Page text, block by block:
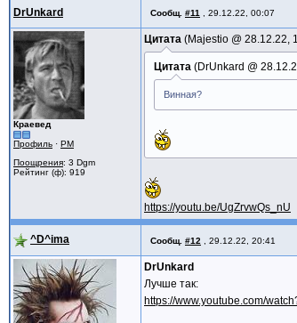
DrUnkard Сообщ. #11 29.12.22, 00:07
Краевед
Профиль · PM
Поощрения: 3 Dgm
Рейтинг (ф): 919
Цитата Majestio @ 28.12.22,
Цитата DrUnkard @
Винная?
https://youtu.be/UgZrvwQs_nU
^D^ima Сообщ. #12 29.12.22, 20:41
DrUnkard
Лучше так:
https://www.youtube.com/